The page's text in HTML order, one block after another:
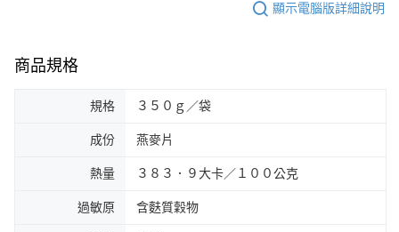
顯示電腦版詳細說明
商品規格
規格 ３５０ｇ／袋
成份 燕麥片
熱量 ３８３．９大卡／１００公克
過敏原 含麩質穀物